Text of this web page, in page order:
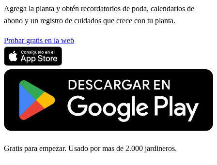
Agrega la planta y obtén recordatorios de poda, calendarios de
abono y un registro de cuidados que crece con tu planta.
Probar gratis en la web
Gratis para empezar. Usado por mas de 2.000 jardineros.